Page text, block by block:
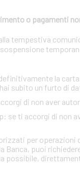
o pagamenti
tempestiva
la
subito un furto di
di non aver
se ti accorgi di
per
Banca, puoi
possibile,